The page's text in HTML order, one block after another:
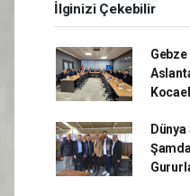
İlginizi Çekebilir
Gebze